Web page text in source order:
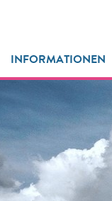
INFORMATIONEN